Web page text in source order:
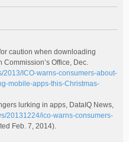
caution when downloading
Office, Dec.
2013/ICO-warns-consumers-about-
mobile-apps-this-Christmas-
lurking in apps, DataIQ News,
20131224/ico-warns-consumers-
Feb. 7, 2014).